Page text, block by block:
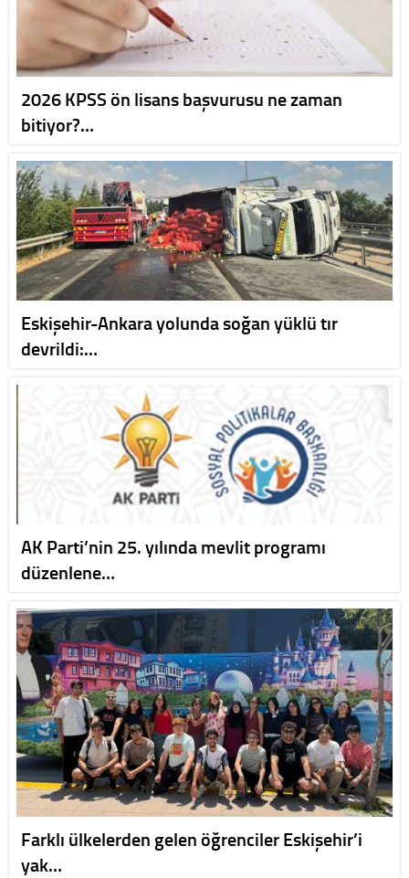
2026 KPSS ön lisans başvurusu ne zaman
bitiyor?…
Eskişehir-Ankara yolunda soğan yüklü tır
devrildi:…
AK Parti’nin 25. yılında mevlit programı
düzenlene…
Farklı ülkelerden gelen öğrenciler Eskişehir’i
yak…